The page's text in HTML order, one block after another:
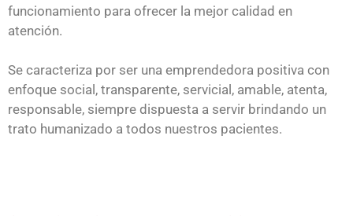
funcionamiento para ofrecer la mejor calidad en
atención.
Se caracteriza por ser una emprendedora positiva con
enfoque social, transparente, servicial, amable, atenta,
responsable, siempre dispuesta a servir brindando un
trato humanizado a todos nuestros pacientes.